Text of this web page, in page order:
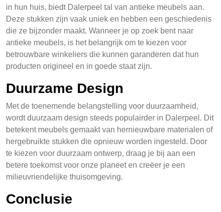
in hun huis, biedt Dalerpeel tal van antieke meubels aan.
Deze stukken zijn vaak uniek en hebben een geschiedenis
die ze bijzonder maakt. Wanneer je op zoek bent naar
antieke meubels, is het belangrijk om te kiezen voor
betrouwbare winkeliers die kunnen garanderen dat hun
producten origineel en in goede staat zijn.
Duurzame Design
Met de toenemende belangstelling voor duurzaamheid,
wordt duurzaam design steeds populairder in Dalerpeel. Dit
betekent meubels gemaakt van hernieuwbare materialen of
hergebruikte stukken die opnieuw worden ingesteld. Door
te kiezen voor duurzaam ontwerp, draag je bij aan een
betere toekomst voor onze planeet en creëer je een
milieuvriendelijke thuisomgeving.
Conclusie